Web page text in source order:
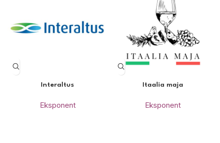
Interaltus
Eksponent
Itaalia maja
Eksponent